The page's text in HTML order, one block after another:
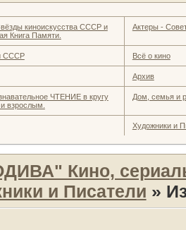
киноискусства СССР и
Книга Памяти.
Актеры -
СССР Всё о кино
Архив
ЧТЕНИЕ в кругу
взрослым.
Дом, семья и
Художники и
Кино,
и Писатели »